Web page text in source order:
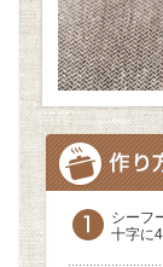
シーフ
十字に4